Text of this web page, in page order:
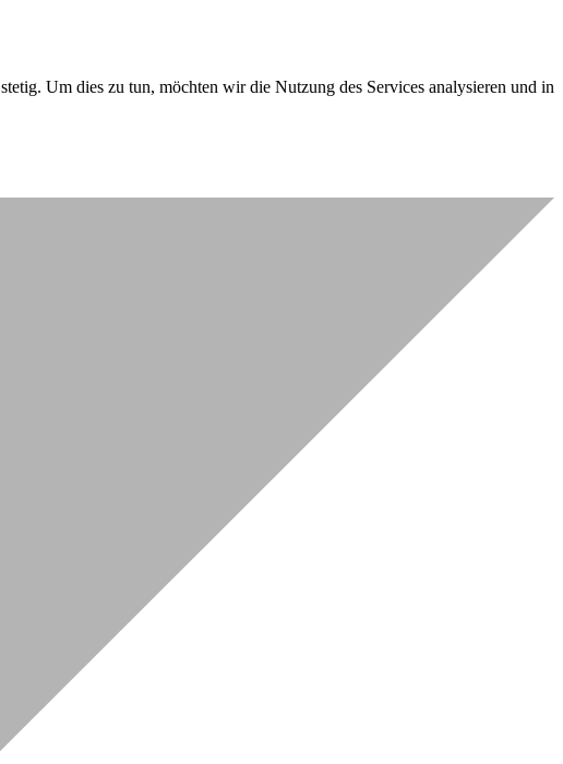
Um dies zu tun, möchten wir die Nutzung des Services analysieren und in